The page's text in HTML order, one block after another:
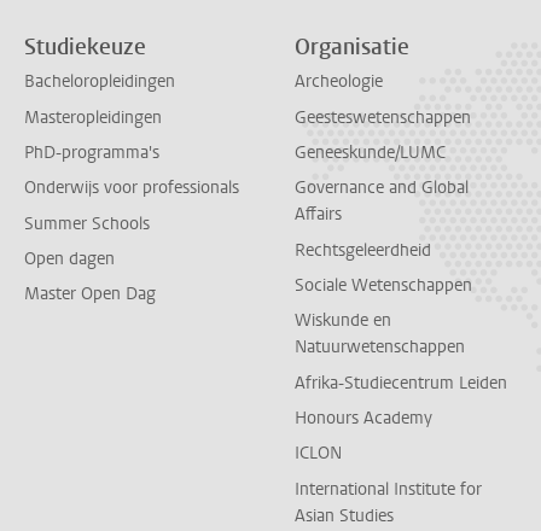
Studiekeuze
Bacheloropleidingen
Masteropleidingen
PhD-programma's
Onderwijs voor professionals
Summer Schools
Open dagen
Master Open Dag
Organisatie
Archeologie
Geesteswetenschappen
Geneeskunde/LUMC
Governance and Global
Affairs
Rechtsgeleerdheid
Sociale Wetenschappen
Wiskunde en
Natuurwetenschappen
Afrika-Studiecentrum Leiden
Honours Academy
ICLON
International Institute for
Asian Studies